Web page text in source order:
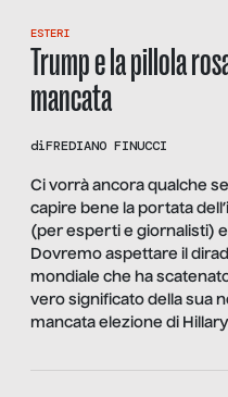
ESTERI
Trump e la pillola
mancata
diFREDIANO FINUCCI
Ci vorrà ancora qualche
capire bene la portata
(per esperti e giornalisti)
Dovremo aspettare il
mondiale che ha
vero significato della sua
mancata elezione di